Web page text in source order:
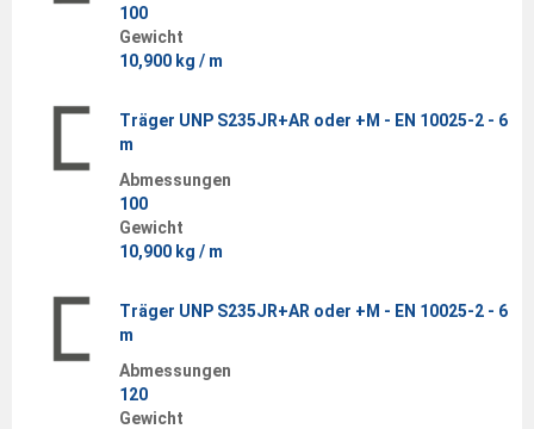
100
Gewicht
10,900 kg / m
Träger UNP S235JR+AR oder +M - EN 10025-2 - 6
m
Abmessungen
100
Gewicht
10,900 kg / m
Träger UNP S235JR+AR oder +M - EN 10025-2 - 6
m
Abmessungen
120
Gewicht